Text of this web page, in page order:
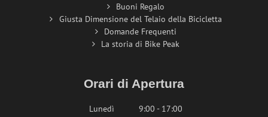
Buoni Regalo
Giusta Dimensione del Telaio della Bicicletta
Domande Frequenti
La storia di Bike Peak
Orari di Apertura
Lunedì
9:00 - 17:00